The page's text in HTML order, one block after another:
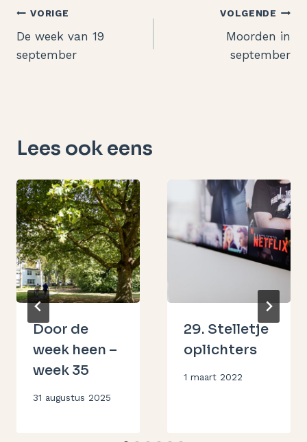
Bericht
navigatie
VORIGE
De week van 19
september
VOLGENDE
Moorden in
september
Lees ook eens
Door de
week heen –
week 35
Door
31 augustus 2025
29. Stelletje
oplichters
Door
1 maart 2022